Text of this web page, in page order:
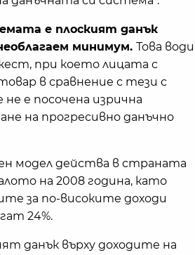
е плоският данък
минимум. Това води
при което лицата с
в сравнение с тези с
е посочена изрична
на прогресивно данъчно
модел действа в страната
на 2008 година, като
за по-високите доходи
24%.
данък върху доходите на